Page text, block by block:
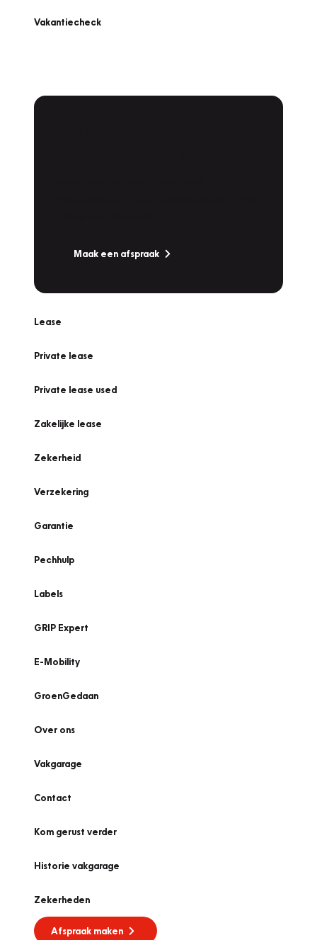
Vakantiecheck
Maak een afspraak
Lease
Private lease
Private lease used
Zakelijke lease
Zekerheid
Verzekering
Garantie
Pechhulp
Labels
GRIP Expert
E-Mobility
GroenGedaan
Over ons
Vakgarage
Contact
Kom gerust verder
Historie vakgarage
Zekerheden
Afspraak maken